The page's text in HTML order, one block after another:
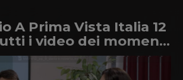
A Prima Vista Italia 12
i video dei momenti